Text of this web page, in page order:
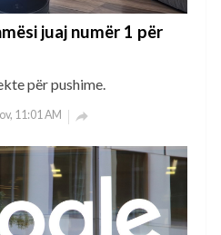
juaj numër 1 për
për pushime.
11:01 AM 